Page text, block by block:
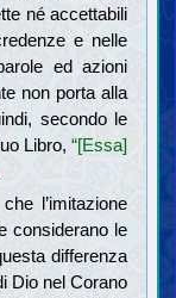
né accettabili
e nelle
ed azioni
non porta alla
secondo le
Libro,“[Essa]
l’imitazione
considerano le
differenza
Dio nel Corano